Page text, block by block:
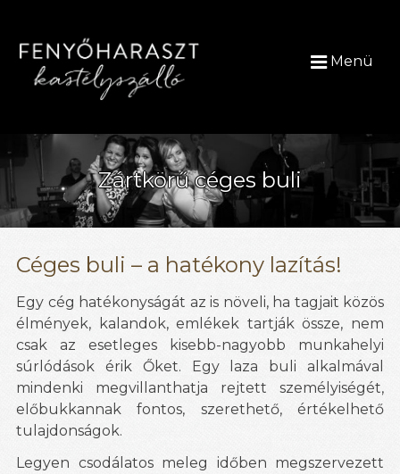
Menü
Zártkörű céges buli
Céges buli – a hatékony lazítás!
Egy cég hatékonyságát az is növeli, ha tagjait közös
élmények, kalandok, emlékek tartják össze, nem
csak az esetleges kisebb-nagyobb munkahelyi
súrlódások érik Őket. Egy laza buli alkalmával
mindenki megvillanthatja rejtett személyiségét,
előbukkannak fontos, szerethető, értékelhető
tulajdonságok.
Legyen csodálatos meleg időben megszervezett